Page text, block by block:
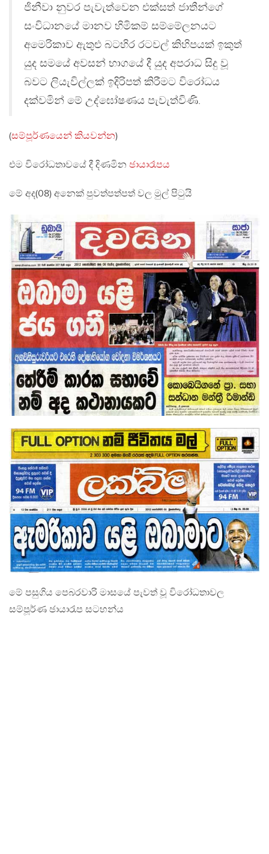
ජිනීවා නුවර පැවැත්වෙන එක්සත් ජාතීන්ගේ
සංවිධානයේ මානව හිමිකම් සම්මේලනයට
අමෙරිකාව ඇතුළු බටහිර රටවල් කිහිපයක් ඉකුත්
යුද සමයේ අවසන් භාගයේ දී යුද අපරාධ සිදු වූ
බවට ලියැවිල්ලක් ඉදිරිපත් කිරීමට විරෝධය
දක්වමින් මේ උද්ඝෝෂණය පැවැත්විණි.
(සම්පූර්ණයෙන් කියවන්න)
එම විරෝධතාවයේ දී දිණමින ඡායාරෑපය
මේ අද(08) අනෙක් පුවත්පත්පත් වල මුල් පිටුයි
මේ පසුගිය පෙබරවාරි මාසයේ පැවත් වූ විරෝධතාවල
සම්පූර්ණ ඡායාරැප සටහන්ය